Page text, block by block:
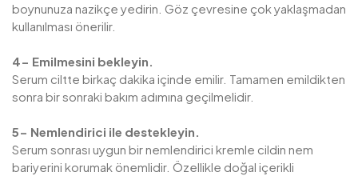
boynunuza nazikçe yedirin. Göz çevresine çok yaklaşmadan
kullanılması önerilir.
4- Emilmesini bekleyin.
Serum ciltte birkaç dakika içinde emilir. Tamamen emildikten
sonra bir sonraki bakım adımına geçilmelidir.
5- Nemlendirici ile destekleyin.
Serum sonrası uygun bir nemlendirici kremle cildin nem
bariyerini korumak önemlidir. Özellikle doğal içerikli